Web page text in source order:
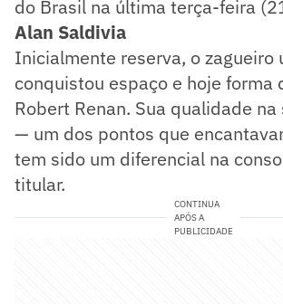
do Brasil na última terça-feira
Alan Saldivia
Inicialmente reserva, o zagueiro
conquistou espaço e hoje forma
Robert Renan. Sua qualidade
— um dos pontos que
tem sido um diferencial na
titular.
CONTINUA
APÓS A
PUBLICIDADE